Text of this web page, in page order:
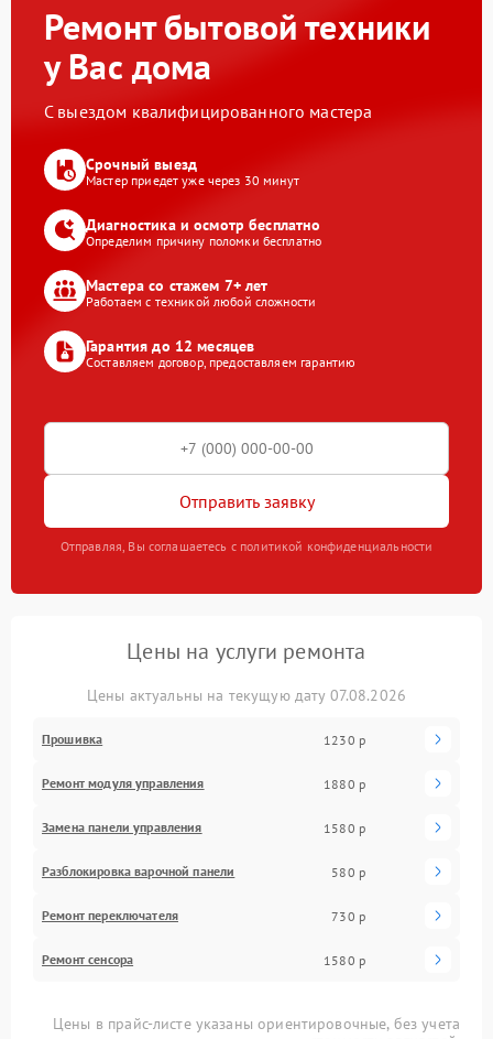
Ремонт бытовой техники
у Вас дома
С выездом квалифицированного мастера
Срочный выезд
Мастер приедет уже через 30 минут
Диагностика и осмотр бесплатно
Определим причину поломки бесплатно
Мастера со стажем 7+ лет
Работаем с техникой любой сложности
Гарантия до 12 месяцев
Составляем договор, предоставляем гарантию
Отправить заявку
Отправляя, Вы соглашаетесь с политикой конфиденциальности
Цены на услуги ремонта
Цены актуальны на текущую дату 07.08.2026
Прошивка 1230 р
Ремонт модуля управления 1880 р
Замена панели управления 1580 р
Разблокировка варочной панели 580 р
Ремонт переключателя 730 р
Ремонт сенсора 1580 р
Цены в прайс-листе указаны ориентировочные, без учета